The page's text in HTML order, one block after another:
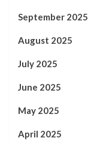
September 2025
August 2025
July 2025
June 2025
May 2025
April 2025